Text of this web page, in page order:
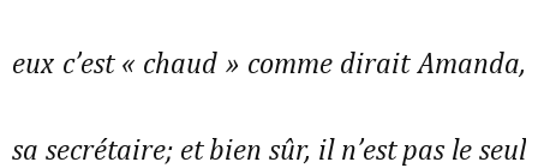
eux c’est « chaud » comme dirait Amanda,
sa secrétaire; et bien sûr, il n’est pas le seul